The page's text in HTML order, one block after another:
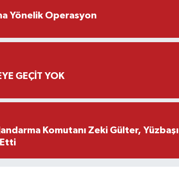
Yönelik Operasyon
GEÇİT YOK
Komutanı Zeki Gülter, Yüzbaşı